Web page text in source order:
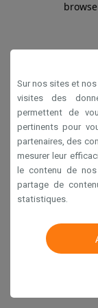
Sur nos sites et
visites des
permettent de
pertinents pour
partenaires, des
mesurer leur
le contenu de
partage de
statistiques.